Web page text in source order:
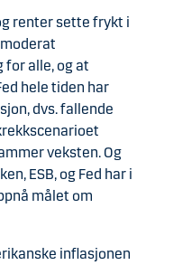
renter sette frykt i
alle, og at
hele tiden har
dvs. fallende
veksten. Og
ESB, og Fed har i
målet om
inflasjonen